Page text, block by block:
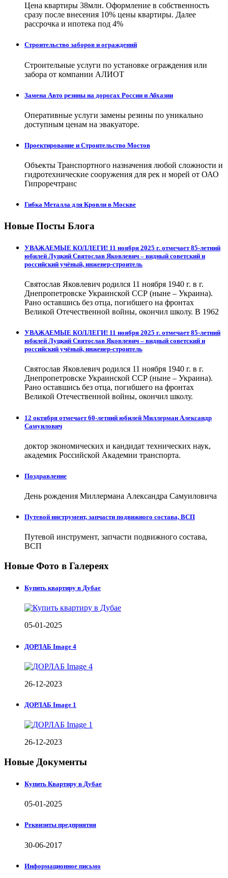
Цена квартиры 38млн. Оформление в собственность
сразу после внесения 10% цены квартиры. Далее
рассрочка и ипотека под 4%
Строительство заборов и ограждений
Строительные услуги по установке ограждения или
забора от компании АЛИОТ
Замена Авто резины на дорогах России и Абхазии
Оперативные услуги замены резины по уникально
доступным ценам на эвакуаторе.
Проектирование и Строительство Мостов
Объекты Транспортного назначения любой сложности и
гидротехнические сооружения для рек и морей от ОАО
Гипроречтранс
Гибка Металла для Кровли в Москве
Новые Посты Блога
УВАЖАЕМЫЕ КОЛЛЕГИ! 11 ноября 2025 г. отмечает 85-летний
юбилей Луцкий Святослав Яковлевич – видный советский и
российский учёный, инженер-строитель
Святослав Яковлевич родился 11 ноября 1940 г. в г.
Днепропетровске Украинской ССР (ныне – Украина).
Рано оставшись без отца, погибшего на фронтах
Великой Отечественной войны, окончил школу. В 1962
УВАЖАЕМЫЕ КОЛЛЕГИ! 11 ноября 2025 г. отмечает 85-летний
юбилей Луцкий Святослав Яковлевич – видный советский и
российский учёный, инженер-строитель
Святослав Яковлевич родился 11 ноября 1940 г. в г.
Днепропетровске Украинской ССР (ныне – Украина).
Рано оставшись без отца, погибшего на фронтах
Великой Отечественной войны, окончил школу.
12 октября отмечает 60-летний юбилей Миллерман Александр
Самуилович
доктор экономических и кандидат технических наук,
академик Российской Академии транспорта.
Поздравление
День рождения Миллермана Александра Самуиловича
Путевой инструмент, запчасти подвижного состава, ВСП
Путевой инструмент, запчасти подвижного состава,
ВСП
Новые Фото в Галереях
Купить квартиру в Дубае
05-01-2025
ДОРЛАБ Image 4
26-12-2023
ДОРЛАБ Image 1
26-12-2023
Новые Документы
Купить Квартиру в Дубае
05-01-2025
Реквизиты предприятия
30-06-2017
Информационное письмо